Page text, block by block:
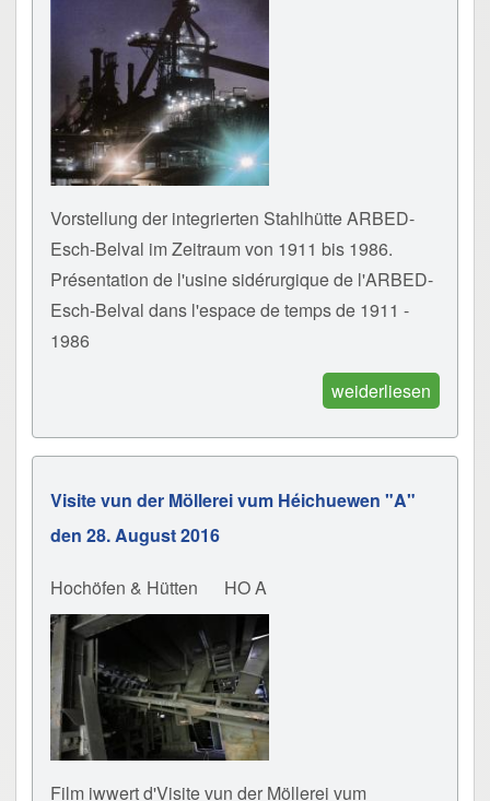
Vorstellung der integrierten Stahlhütte ARBED-
Esch-Belval im Zeitraum von 1911 bis 1986.
Présentation de l'usine sidérurgique de l'ARBED-
Esch-Belval dans l'espace de temps de 1911 -
1986
weiderliesen
Visite vun der Möllerei vum Héichuewen "A"
den 28. August 2016
Hochöfen & Hütten HO A
Film iwwert d'Visite vun der Möllerei vum